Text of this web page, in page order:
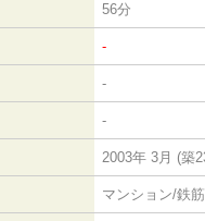
56分
-
-
-
2003年 3月 (築
マンション/鉄